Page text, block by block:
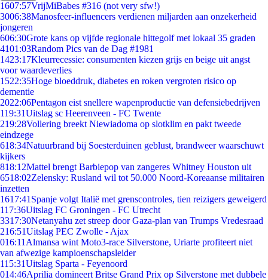
1607:57VrijMiBabes #316 (not very sfw!)
3006:38Manosfeer-influencers verdienen miljarden aan onzekerheid
jongeren
606:30Grote kans op vijfde regionale hittegolf met lokaal 35 graden
4101:03Random Pics van de Dag #1981
1423:17Kleurrecessie: consumenten kiezen grijs en beige uit angst
voor waardeverlies
1522:35Hoge bloeddruk, diabetes en roken vergroten risico op
dementie
2022:06Pentagon eist snellere wapenproductie van defensiebedrijven
119:31Uitslag sc Heerenveen - FC Twente
219:28Vollering breekt Niewiadoma op slotklim en pakt tweede
eindzege
618:34Natuurbrand bij Soesterduinen geblust, brandweer waarschuwt
kijkers
818:12Mattel brengt Barbiepop van zangeres Whitney Houston uit
6518:02Zelensky: Rusland wil tot 50.000 Noord-Koreaanse militairen
inzetten
1617:41 Spanje volgt Italië met grenscontroles, tien reizigers geweigerd
117:36Uitslag FC Groningen - FC Utrecht
3317:30Netanyahu zet streep door Gaza-plan van Trumps Vredesraad
216:51Uitslag PEC Zwolle - Ajax
016:11 Almansa wint Moto3-race Silverstone, Uriarte profiteert niet
van afwezige kampioenschapsleider
115:31Uitslag Sparta - Feyenoord
014:46Aprilia domineert Britse Grand Prix op Silverstone met dubbele